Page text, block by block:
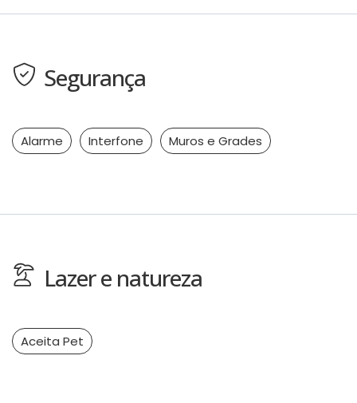
Segurança
Alarme Interfone Muros e Grades
Lazer e natureza
Aceita Pet